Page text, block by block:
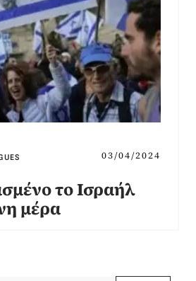
03/04/2024
το Ισραήλ
μέρα